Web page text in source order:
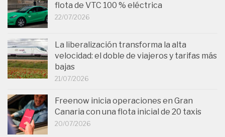
flota de VTC 100 % eléctrica
22/07/2026
La liberalización transforma la alta
velocidad: el doble de viajeros y tarifas más
bajas
21/07/2026
Freenow inicia operaciones en Gran
Canaria con una flota inicial de 20 taxis
20/07/2026